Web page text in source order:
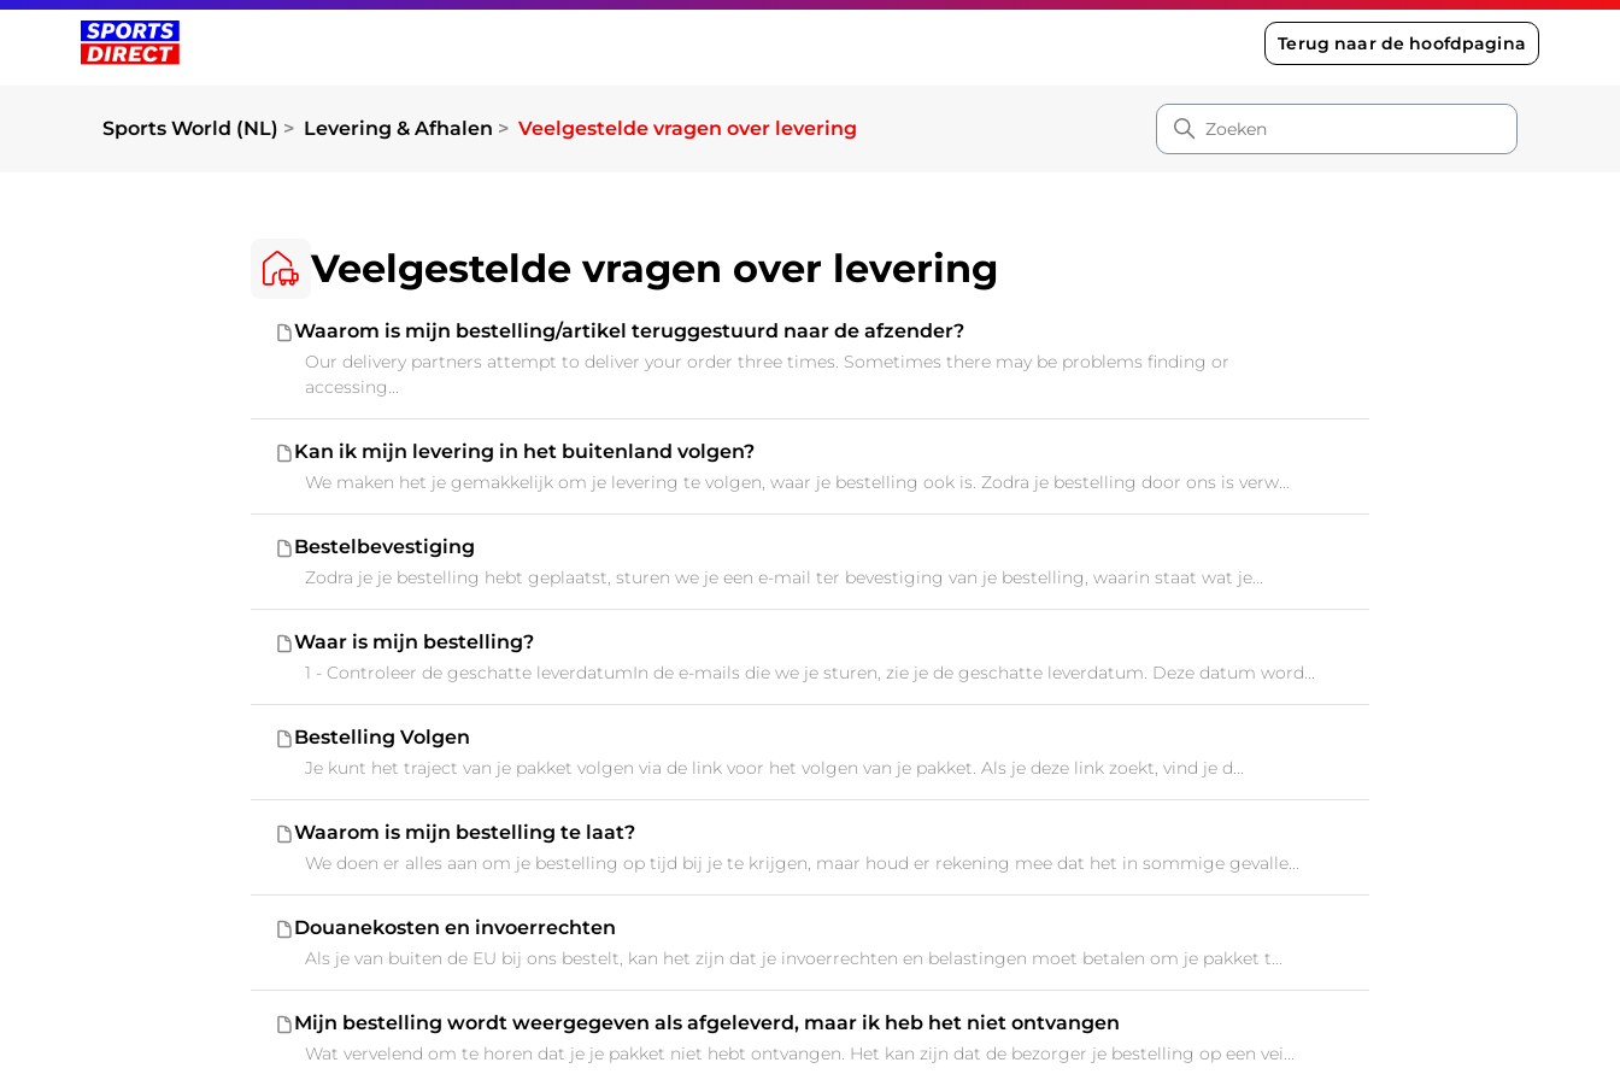
Terug naar de hoofdpagina
Sports World (NL) Levering & Afhalen Veelgestelde vragen over levering
Veelgestelde vragen over levering
Waarom is mijn bestelling/artikel teruggestuurd naar de afzender?
Our delivery partners attempt to deliver your order three times. Sometimes there may be problems finding or
accessing...
Kan ik mijn levering in het buitenland volgen?
We maken het je gemakkelijk om je levering te volgen, waar je bestelling ook is. Zodra je bestelling door ons is verw...
Bestelbevestiging
Zodra je je bestelling hebt geplaatst, sturen we je een e-mail ter bevestiging van je bestelling, waarin staat wat je...
Waar is mijn bestelling?
1 - Controleer de geschatte leverdatumIn de e-mails die we je sturen, zie je de geschatte leverdatum. Deze datum word...
Bestelling Volgen
Je kunt het traject van je pakket volgen via de link voor het volgen van je pakket. Als je deze link zoekt, vind je d...
Waarom is mijn bestelling te laat?
We doen er alles aan om je bestelling op tijd bij je te krijgen, maar houd er rekening mee dat het in sommige gevalle...
Douanekosten en invoerrechten
Als je van buiten de EU bij ons bestelt, kan het zijn dat je invoerrechten en belastingen moet betalen om je pakket t...
Mijn bestelling wordt weergegeven als afgeleverd, maar ik heb het niet ontvangen
Wat vervelend om te horen dat je je pakket niet hebt ontvangen. Het kan zijn dat de bezorger je bestelling op een vei...